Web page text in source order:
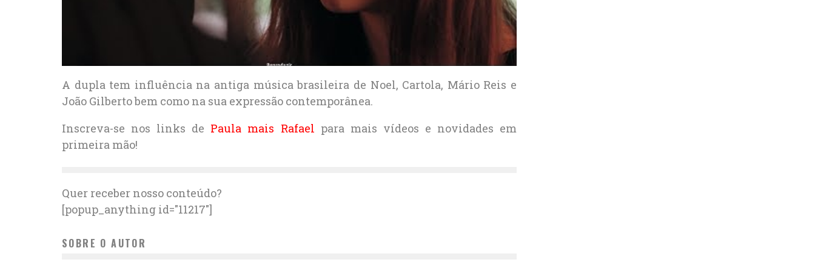
A dupla tem influência na antiga música brasileira de Noel, Cartola, Mário Reis e
João Gilberto bem como na sua expressão contemporânea.
Inscreva-se nos links de Paula mais Rafael para mais vídeos e novidades em
primeira mão!
Quer receber nosso conteúdo?
[popup_anything id="11217"]
SOBRE O AUTOR